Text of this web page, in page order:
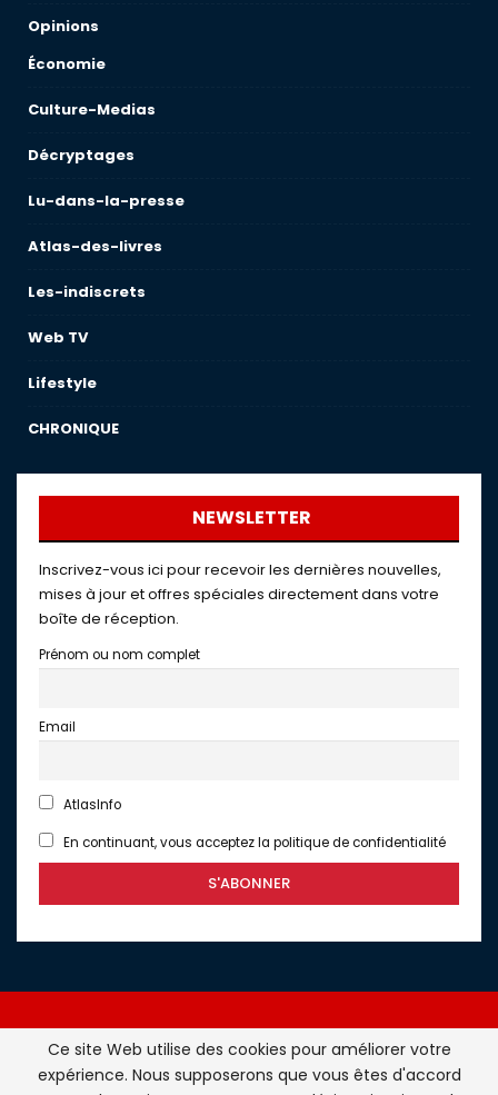
Opinions
Économie
Culture-Medias
Décryptages
Lu-dans-la-presse
Atlas-des-livres
Les-indiscrets
Web TV
Lifestyle
CHRONIQUE
NEWSLETTER
Inscrivez-vous ici pour recevoir les dernières nouvelles,
mises à jour et offres spéciales directement dans votre
boîte de réception.
Prénom ou nom complet
Email
AtlasInfo
En continuant, vous acceptez la politique de confidentialité
Atlasinfo.fr : l'essentiel de l'actualité de la France et du
Ce site Web utilise des cookies pour améliorer votre
expérience. Nous supposerons que vous êtes d'accord